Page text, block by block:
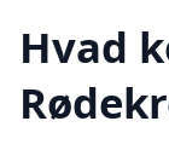
Hvad